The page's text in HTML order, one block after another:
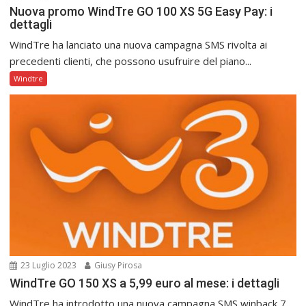
Nuova promo WindTre GO 100 XS 5G Easy Pay: i
dettagli
WindTre ha lanciato una nuova campagna SMS rivolta ai
precedenti clienti, che possono usufruire del piano...
Windtre
23 Luglio 2023 Giusy Pirosa
WindTre GO 150 XS a 5,99 euro al mese: i dettagli
WindTre ha introdotto una nuova campagna SMS winback 7